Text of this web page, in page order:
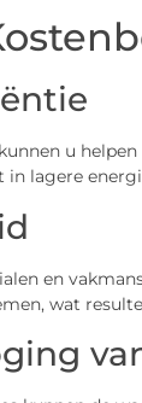
u
lagere
en
wat